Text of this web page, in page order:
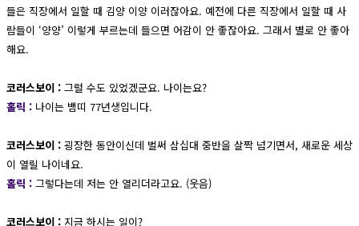
들은 직장에서 일할 때 김양 이양 이러잖아요. 예전에 다른 직장에서 일할 때 사
람들이 ‘양양’ 이렇게 부르는데 들으면 어감이 안 좋잖아요. 그래서 별로 안 좋아
해요.
코러스보이 : 그럴 수도 있었겠군요. 나이는요?
홀릭 : 나이는 뱀띠 77년생입니다.
코러스보이 : 굉장한 동안이신데 벌써 삼십대 중반을 살짝 넘기면서, 새로운 세상
이 열릴 나이네요.
홀릭 : 그렇다는데 저는 안 열리더라고요. (웃음)
코러스보이 : 지금 하시는 일이?